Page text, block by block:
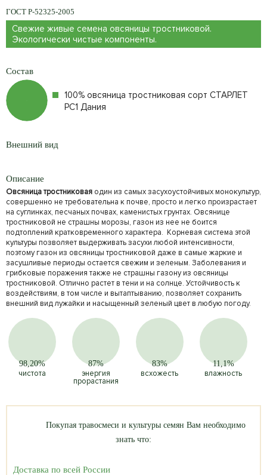
ГОСТ Р-52325-2005
Свежие живые семена овсяницы тростниковой.
Экологически чистые компоненты.
Состав
100% овсяница тростниковая сорт СТАРЛЕТ
РС1 Дания
Внешний вид
Описание
Овсяница тростниковая один из самых засухоустойчивых монокультур,
совершенно не требовательна к почве, просто и легко произрастает
на суглинках, песчаных почвах, каменистых грунтах. Овсянице
тростниковой не страшны морозы, газон из нее не боится
подтоплений кратковременного характера. Корневая система этой
культуры позволяет выдерживать засухи любой интенсивности,
поэтому газон из овсяницы тростниковой даже в самые жаркие и
засушливые периоды остается свежим и зеленым. Заболевания и
грибковые поражения также не страшны газону из овсяницы
тростниковой. Отлично растет в тени и на солнце. Устойчивость к
воздействиям, в том числе и вытаптыванию, позволяет сохранить
внешний вид лужайки и насыщенный зеленый цвет в любую погоду.
98,20%
чистота
87%
энергия
прорастания
83%
всхожесть
11,1%
влажность
Покупая травосмеси и культуры семян Вам необходимо
знать что:
Доставка по всей России